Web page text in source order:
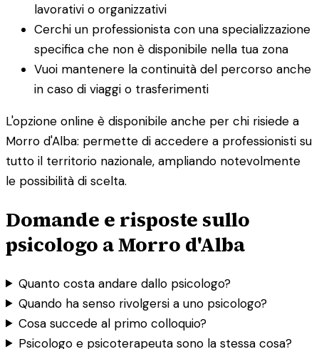
lavorativi o organizzativi
Cerchi un professionista con una specializzazione
specifica che non è disponibile nella tua zona
Vuoi mantenere la continuità del percorso anche
in caso di viaggi o trasferimenti
L'opzione online è disponibile anche per chi risiede a
Morro d'Alba: permette di accedere a professionisti su
tutto il territorio nazionale, ampliando notevolmente
le possibilità di scelta.
Domande e risposte sullo
psicologo a Morro d'Alba
Quanto costa andare dallo psicologo?
Quando ha senso rivolgersi a uno psicologo?
Cosa succede al primo colloquio?
Psicologo e psicoterapeuta sono la stessa cosa?